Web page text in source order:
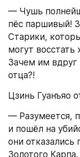
— Чушь
пёс паршивый!
Старики,
могут восстать
Зачем им вдруг
отца?!
Цзинь Гуанъяо
— Разумеется,
и пошёл на
они
Золотого Карпа.